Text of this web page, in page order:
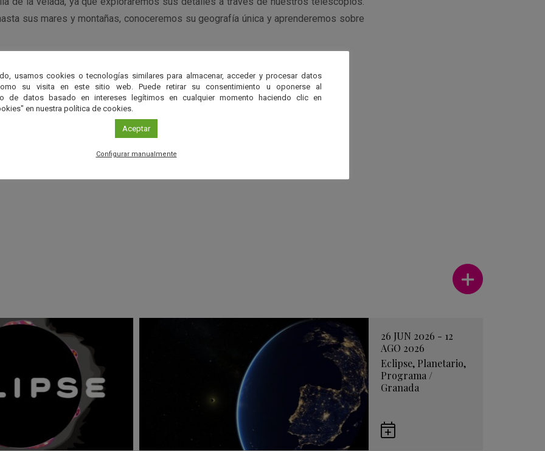
sus mares y montañas, conoceremos su geografía única y aprenderemos sobre
una noche inolvidable bajo la Luna y el cielo nocturno de la Sierra de Segura!
12 años: 12 €
Ver más
26 JUN 2026 - 12
AGO 2026
Eclipse, Planetario,
Programa /
Granada
usamos cookies o tecnologías similares para almacenar, acceder y procesar datos
su visita en este sitio web. Puede retirar su consentimiento u oponerse al
de datos basado en intereses legítimos en cualquier momento haciendo clic en
en nuestra política de cookies.
Aceptar
Configurar manualmente